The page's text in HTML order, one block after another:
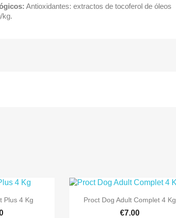
Antioxidantes: extractos de tocoferol de óleos
kg.
Plus 4 Kg  Quick view
Proct Dog Adult Complet 4 Kg
€7.00